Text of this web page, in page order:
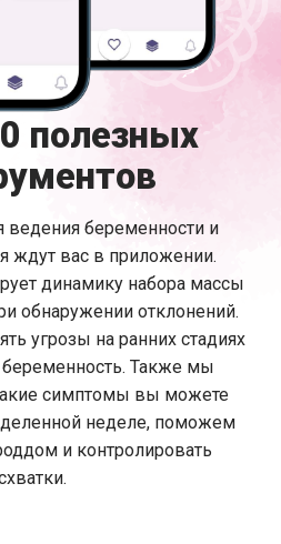
полезных
беременности и
ждут вас в приложении.
динамику набора массы
обнаружении отклонений.
угрозы на ранних стадиях
беременность. Также мы
симптомы вы можете
неделе, поможем
и контролировать